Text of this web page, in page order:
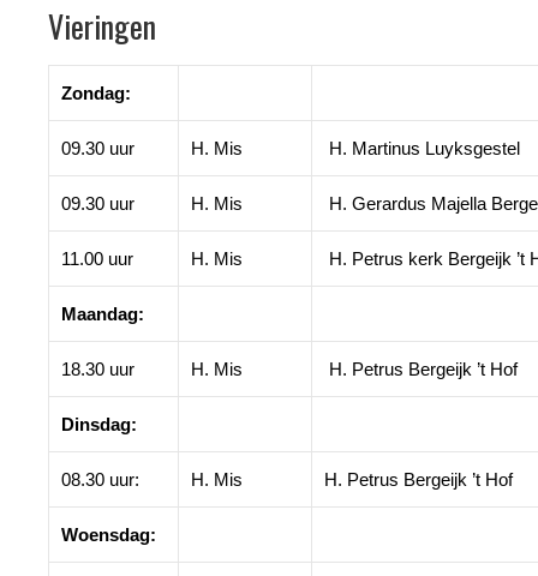
Vieringen
Zondag:
09.30 uur H. Mis H. Martinus Luyksgestel
09.30 uur H. Mis H. Gerardus Majella
11.00 uur H. Mis H. Petrus kerk Bergeijk ’t
Maandag:
18.30 uur H. Mis H. Petrus Bergeijk ’t Hof
Dinsdag:
08.30 uur: H. Mis H. Petrus Bergeijk ’t Hof
Woensdag: